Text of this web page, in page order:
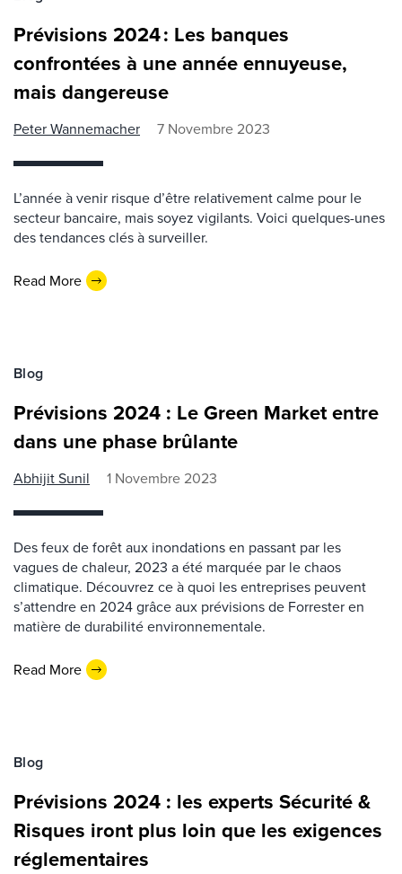
Prévisions 2024 : Les banques
confrontées à une année ennuyeuse,
mais dangereuse
Peter Wannemacher 7 Novembre 2023
L’année à venir risque d’être relativement calme pour le
secteur bancaire, mais soyez vigilants. Voici quelques-unes
des tendances clés à surveiller.
Read More
Blog
Prévisions 2024 : Le Green Market entre
dans une phase brûlante
Abhijit Sunil 1 Novembre 2023
Des feux de forêt aux inondations en passant par les
vagues de chaleur, 2023 a été marquée par le chaos
climatique. Découvrez ce à quoi les entreprises peuvent
s’attendre en 2024 grâce aux prévisions de Forrester en
matière de durabilité environnementale.
Read More
Blog
Prévisions 2024 : les experts Sécurité &
Risques iront plus loin que les exigences
réglementaires